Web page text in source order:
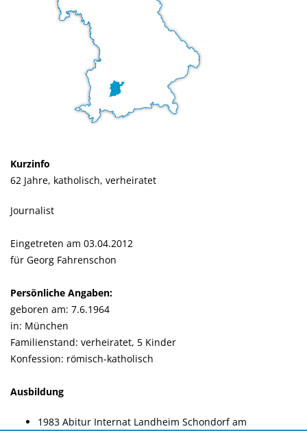
Kurzinfo
62 Jahre, katholisch, verheiratet
Journalist
Eingetreten am 03.04.2012
für Georg Fahrenschon
Persönliche Angaben:
geboren am: 7.6.1964
in: München
Familienstand: verheiratet, 5 Kinder
Konfession: römisch-katholisch
Ausbildung
1983 Abitur Internat Landheim Schondorf am